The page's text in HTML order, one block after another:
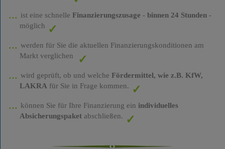
ist eine schnelle Finanzierungszusage - binnen 24 Stunden-
möglich
werden für Sie die aktuellen Finanzierungskonditionen am
Markt verglichen
wird geprüft, ob und welche Fördermittel, wie z.B. KfW,
LAKRA für Sie in Frage kommen.
können Sie für Ihre Finanzierung ein individuelles
Absicherungspaketabschließen.